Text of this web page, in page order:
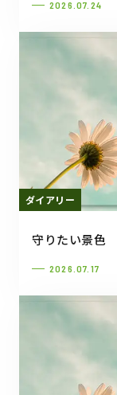
2026.07.24
ダイアリー
守りたい景色
2026.07.17